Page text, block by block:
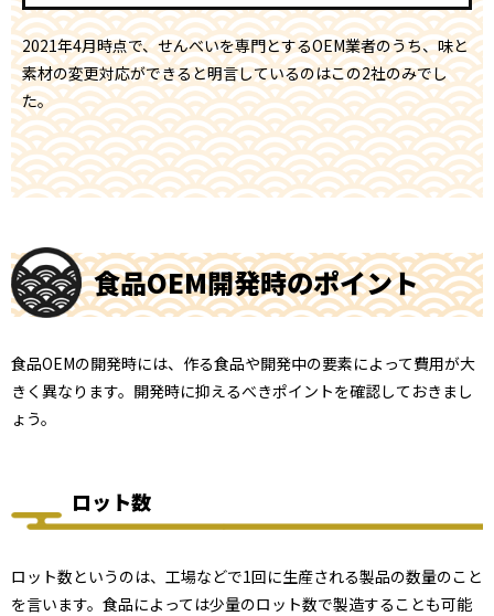
2021年4月時点で、せんべいを専門とするOEM業者のうち、味と
素材の変更対応ができると明言しているのはこの2社のみでし
た。
食品OEM開発時のポイント
食品OEMの開発時には、作る食品や開発中の要素によって費用が大
きく異なります。開発時に抑えるべきポイントを確認しておきまし
ょう。
ロット数
ロット数というのは、工場などで1回に生産される製品の数量のこと
を言います。食品によっては少量のロット数で製造することも可能